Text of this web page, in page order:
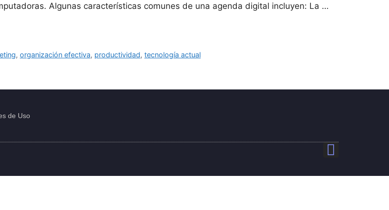
Algunas características comunes de una agenda digital incluyen: La …
,organización efectiva, productividad,tecnología actual
de Uso